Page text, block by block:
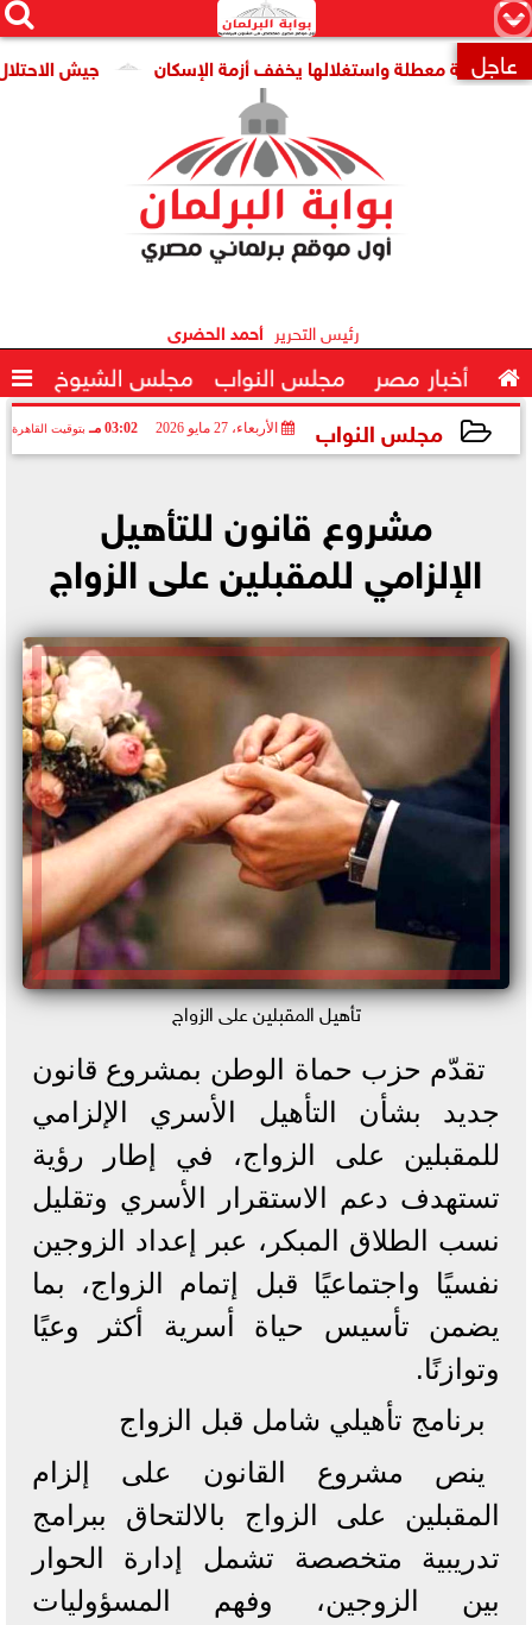
×


 عاجل جيش الاحتلال: مقتل جنديين معطلة واستغلالها يخفف أزمة الإسكان
رئيس التحرير أحمد الحضرى
 أخبار مصر مجلس النواب مجلس الشيوخ 
مجلس النواب الأربعاء، 27 مايو 2026 03:02 مـ بتوقيت القاهرة
مشروع قانون للتأهيل
الإلزامي للمقبلين على الزواج
تأهيل المقبلين على الزواج
تقدّم حزب حماة الوطن بمشروع قانون
جديد بشأن التأهيل الأسري الإلزامي
للمقبلين على الزواج، في إطار رؤية
تستهدف دعم الاستقرار الأسري وتقليل
نسب الطلاق المبكر، عبر إعداد الزوجين
نفسيًا واجتماعيًا قبل إتمام الزواج، بما
يضمن تأسيس حياة أسرية أكثر وعيًا
وتوازنًا.
برنامج تأهيلي شامل قبل الزواج
ينص مشروع القانون على إلزام
المقبلين على الزواج بالالتحاق ببرامج
تدريبية متخصصة تشمل إدارة الحوار
بين الزوجين، وفهم المسؤوليات